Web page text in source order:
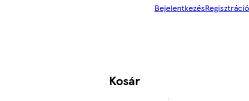
BejelentkezésRegisztráció
Kosár